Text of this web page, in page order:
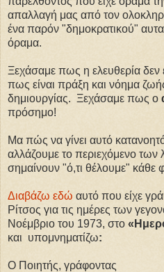
απαλλαγή μας από τον
ένα παρόν "δημοκρατικού"
όραμα.
Ξεχάσαμε πως η ελευθερία δεν
πως είναι πράξη και νόημα
δημιουργίας. Ξεχάσαμε πως ο
πρόσημο!
Μα πώς να γίνει αυτό
αλλάζουμε το περιεχόμενο των
σημαίνουν "ό,τι θέλουμε" κάθε
Διαβάζω εδώ αυτό που είχε
Ρίτσος για τις ημέρες των
Νοέμβριο του 1973, στο
και υπομνηματίζω:
Ο Ποιητής, γράφοντας